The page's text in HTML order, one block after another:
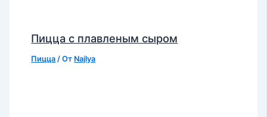
Пицца с плавленым сыром
Пицца / От Najlya